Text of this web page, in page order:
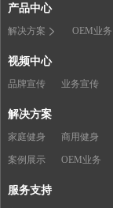
产品中心
解决方案 OEM业务
视频中心
品牌宣传 业务宣传
解决方案
家庭健身 商用健身
案例展示 OEM业务
服务支持